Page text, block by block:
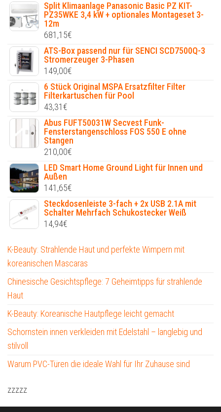
Split Klimaanlage Panasonic Basic PZ KIT-
PZ35WKE 3,4 kW + optionales Montageset 3-
12m
681,15€
ATS-Box passend nur für SENCI SCD7500Q-3
Stromerzeuger 3-Phasen
149,00€
6 Stück Original MSPA Ersatzfilter Filter
Filterkartuschen für Pool
43,31€
Abus FUFT50031W Secvest Funk-
Fensterstangenschloss FOS 550 E ohne
Stangen
210,00€
LED Smart Home Ground Light für Innen und
Außen
141,65€
Steckdosenleiste 3-fach + 2x USB 2.1A mit
Schalter Mehrfach Schukostecker Weiß
14,94€
K-Beauty: Strahlende Haut und perfekte Wimpern mit
koreanischen Mascaras
Chinesische Gesichtspflege: 7 Geheimtipps für strahlende
Haut
K-Beauty: Koreanische Hautpflege leicht gemacht
Schornstein innen verkleiden mit Edelstahl – langlebig und
stilvoll
Warum PVC-Türen die ideale Wahl für Ihr Zuhause sind
zzzzz